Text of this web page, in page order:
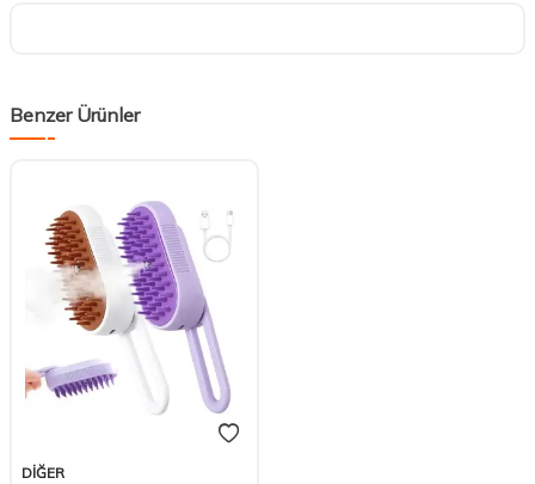
Benzer Ürünler
DİĞER